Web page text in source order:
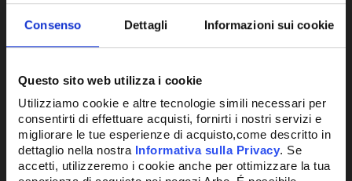
Consenso Dettagli Informazioni sui cookie
Questo sito web utilizza i cookie
Utilizziamo cookie e altre tecnologie simili necessari per
consentirti di effettuare acquisti, fornirti i nostri servizi e
migliorare le tue esperienze di acquisto,come descritto in
dettaglio nella nostra Informativa sulla Privacy. Se
accetti, utilizzeremo i cookie anche per ottimizzare la tua
VALVOLA SIT 840 113230V 060 LA ADJ